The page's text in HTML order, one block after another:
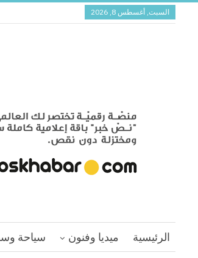
السبت, أغسطس 8, 2026
الرئيسية ميديا وفنون سياحة